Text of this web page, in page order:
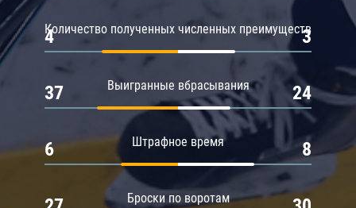
Количество полученных численных преимуществ
4 3
Выигранные вбрасывания
37 24
Штрафное время
6 8
Броски по воротам